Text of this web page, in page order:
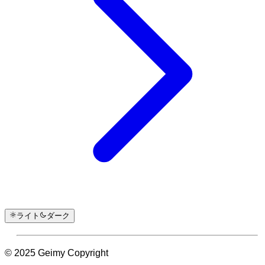
ライト ダーク
© 2025 Geimy Copyright